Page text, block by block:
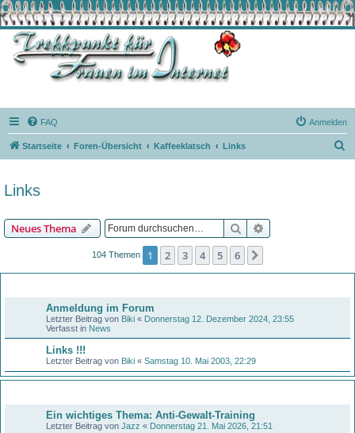
FAQ Anmelden
Startseite Foren-Übersicht Kaffeeklatsch Links
Links
Neues Thema Suche
104 Themen 1 2 3 4 5 6
Anmeldung im Forum
Letzter Beitrag von Biki « Donnerstag 12. Dezember 2024, 23:55
Verfasst in News
Links !!!
Letzter Beitrag von Biki « Samstag 10. Mai 2003, 22:29
Ein wichtiges Thema: Anti-Gewalt-Training
Letzter Beitrag von Jazz « Donnerstag 21. Mai 2026, 21:51